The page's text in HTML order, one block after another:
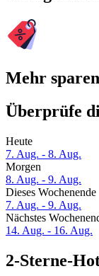
Mehr
Überprüfe
Heute
7. Aug. - 8. Aug.
Morgen
8. Aug. - 9. Aug.
Dieses Wochenende
7. Aug. - 9. Aug.
Nächstes
14. Aug. - 16. Aug.
2-Sterne-